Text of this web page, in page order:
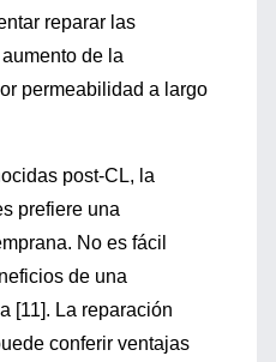
reparar las
de la
permeabilidad a largo
post-CL, la
prefiere una
No es fácil
de una
[11]. La reparación
conferir ventajas